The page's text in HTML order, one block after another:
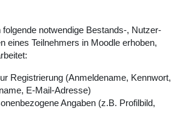
notwendige Bestands-, Nutzer-
eines Teilnehmers in Moodle erhoben,
Registrierung (Anmeldename, Kennwort,
E-Mail-Adresse)
Angaben (z.B. Profilbild,